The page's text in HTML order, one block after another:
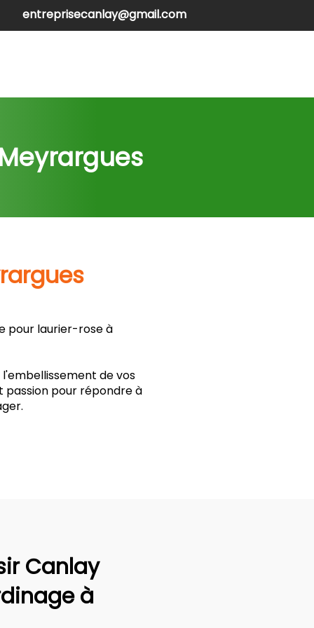
entreprisecanlay@gmail.com
pour laurier-rose à
de vos
passion pour répondre à
Canlay
à